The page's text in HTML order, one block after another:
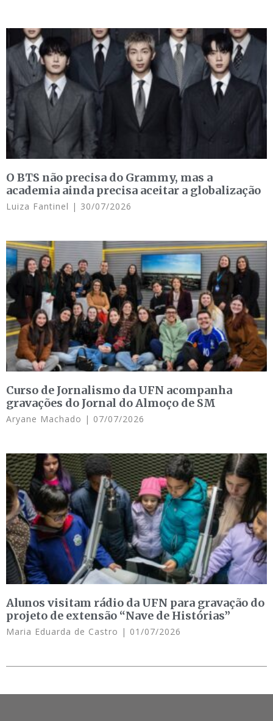
O BTS não precisa do Grammy, mas a
academia ainda precisa aceitar a globalização
Luiza Fantinel 30/07/2026
Curso de Jornalismo da UFN acompanha
gravações do Jornal do Almoço de SM
Aryane Machado 07/07/2026
Alunos visitam rádio da UFN para gravação do
projeto de extensão “Nave de Histórias”
Maria Eduarda de Castro 01/07/2026